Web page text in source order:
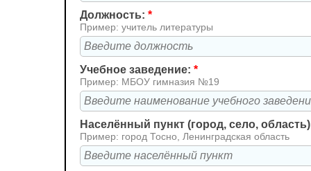
Должность: *
Пример: учитель литературы
Учебное заведение: *
Пример: МБОУ гимназия №19
Населённый пункт (город, село,
Пример: город Тосно, Ленинградская область